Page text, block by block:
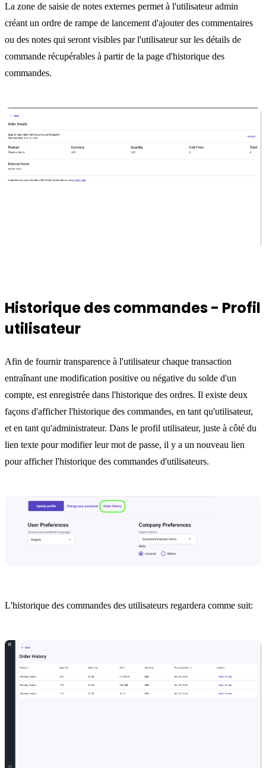
La zone de saisie de notes externes permet à l'utilisateur admin
créant un ordre de rampe de lancement d'ajouter des commentaires
ou des notes qui seront visibles par l'utilisateur sur les détails de
commande récupérables à partir de la page d'historique des
commandes.
Historique des commandes - Profil
utilisateur
Afin de fournir transparence à l'utilisateur chaque transaction
entraînant une modification positive ou négative du solde d'un
compte, est enregistrée dans l'historique des ordres. Il existe deux
façons d'afficher l'historique des commandes, en tant qu'utilisateur,
et en tant qu'administrateur. Dans le profil utilisateur, juste à côté du
lien texte pour modifier leur mot de passe, il y a un nouveau lien
pour afficher l'historique des commandes d'utilisateurs.
L'historique des commandes des utilisateurs regardera comme suit: